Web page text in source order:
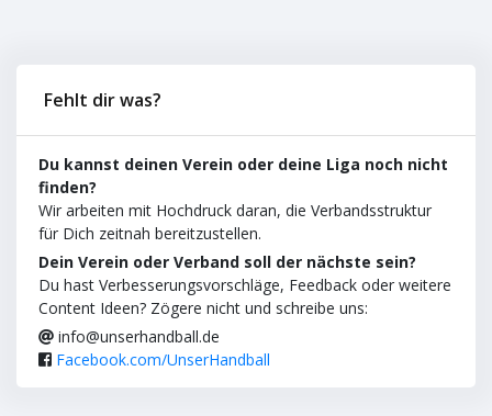
Fehlt dir was?
Du kannst deinen Verein oder deine Liga noch nicht
finden?
Wir arbeiten mit Hochdruck daran, die Verbandsstruktur
für Dich zeitnah bereitzustellen.
Dein Verein oder Verband soll der nächste sein?
Du hast Verbesserungsvorschläge, Feedback oder weitere
Content Ideen? Zögere nicht und schreibe uns:
info@unserhandball.de
Facebook.com/UnserHandball